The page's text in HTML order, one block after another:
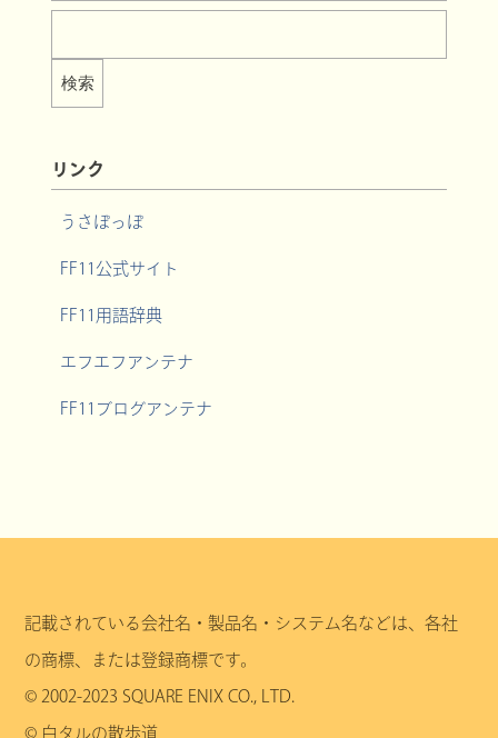
リンク
うさぽっぽ
FF11公式サイト
FF11用語辞典
エフエフアンテナ
FF11ブログアンテナ
記載されている会社名・製品名・システム名などは、各社
の商標、または登録商標です。
© 2002-2023 SQUARE ENIX CO., LTD.
© 白タルの散歩道